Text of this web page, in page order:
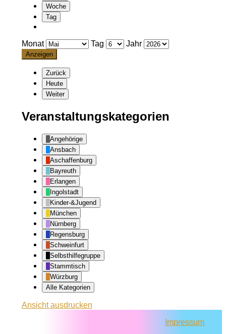
Woche
Tag
Monat Tag Jahr
Zurück
Heute
Weiter
Veranstaltungskategorien
Angehörige
Ansbach
Aschaffenburg
Bayreuth
Erlangen
Ingolstadt
Kinder-&Jugend
München
Nürnberg
Regensburg
Schweinfurt
Selbsthilfegruppe
Stammtisch
Würzburg
Alle Kategorien
Ansichtausdrucken
Impressum